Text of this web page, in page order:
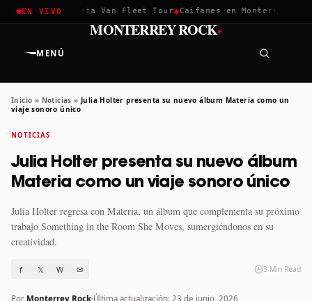
EN VIVO
2026 ✱Greta Van Fleet Tour✱Caifanes en Monterrey · 12
MENÚ
MONTERREY ROCK·
Inicio » Noticias » Julia Holter presenta su nuevo álbum Materia como un
viaje sonoro único
NOTICIAS
Julia Holter presenta su nuevo álbum
Materia como un viaje sonoro único
Julia Holter regresa con Materia, un álbum que complementa su próximo
trabajo Something in the Room She Moves, sumergiéndonos en su
creatividad.
f 𝕏 W ✉ 3 Min Read
Por Monterrey Rock Última actualización: 23 de junio, 2026